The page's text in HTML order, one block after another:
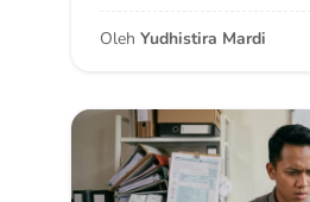
Oleh Yudhistira Mardi